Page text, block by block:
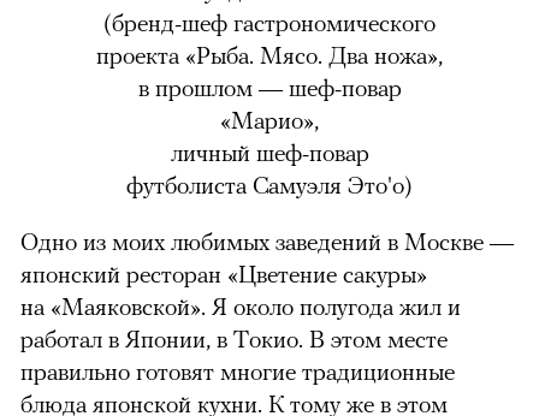
(бренд-шеф гастрономического
проекта «Рыба. Мясо. Два ножа»,
в прошлом — шеф-повар
«Марио»,
личный шеф-повар
футболиста Самуэля Это'о)
Одно из моих любимых заведений в Москве —
японский ресторан «Цветение сакуры»
на «Маяковской». Я около полугода жил и
работал в Японии, в Токио. В этом месте
правильно готовят многие традиционные
блюда японской кухни. К тому же в этом